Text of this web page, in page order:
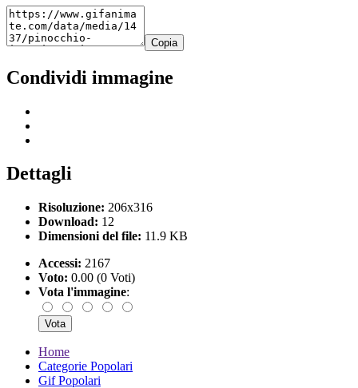
Copia
Condividi immagine
Dettagli
Risoluzione: 206x316
Download: 12
Dimensioni del file: 11.9 KB
Accessi: 2167
Voto: 0.00 (0 Voti)
Vota l'immagine:
Home
Categorie Popolari
Gif Popolari